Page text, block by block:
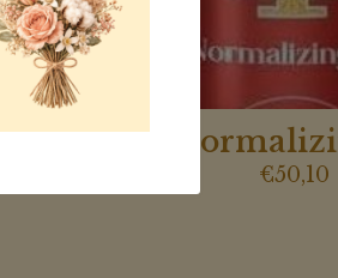
Kapha
€50,10